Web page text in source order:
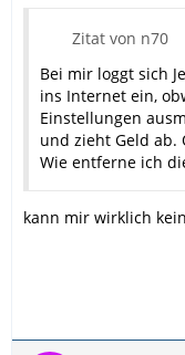
Zitat von n70
Bei mir loggt sich
ins Internet ein,
Einstellungen
und zieht Geld
Wie entferne ich
kann mir wirklich